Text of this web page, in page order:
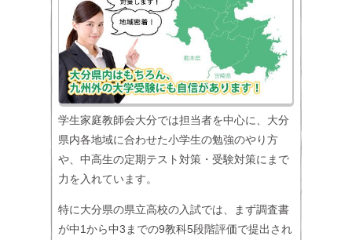
学生家庭教師会大分では担当者を中心に、大分
県内各地域に合わせた小学生の勉強のやり方
や、中高生の定期テスト対策・受験対策にまで
力を入れています。
特に大分県の県立高校の入試では、まず調査書
が中1から中3までの9教科5段階評価で提出され